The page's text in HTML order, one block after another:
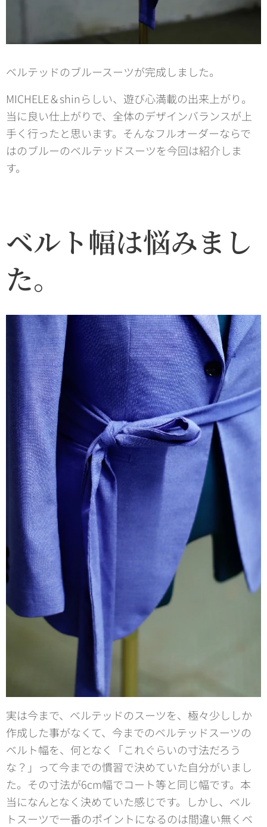
ベルテッドのブルースーツが完成しました。
MICHELE＆shinらしい、遊び心満載の出来上がり。
当に良い仕上がりで、全体のデザインバランスが上
手く行ったと思います。そんなフルオーダーならで
はのブルーのベルテッドスーツを今回は紹介しま
す。
ベルト幅は悩みまし
た。
実は今まで、ベルテッドのスーツを、極々少ししか
作成した事がなくて、今までのベルテッドスーツの
ベルト幅を、何となく「これぐらいの寸法だろう
な？」って今までの慣習で決めていた自分がいまし
た。その寸法が6cm幅でコート等と同じ幅です。本
当になんとなく決めていた感じです。しかし、ベル
トスーツで一番のポイントになるのは間違い無くベ